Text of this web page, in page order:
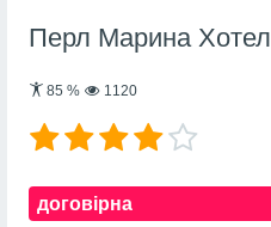
Перл Марина Хотел
85 % 1120
договірна